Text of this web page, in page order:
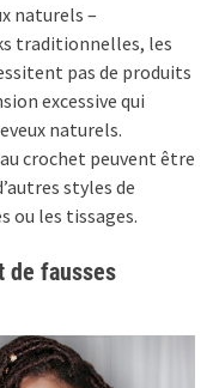
naturels –
traditionnelles, les
pas de produits
excessive qui
naturels.
crochet peuvent être
styles de
ou les tissages.
de fausses